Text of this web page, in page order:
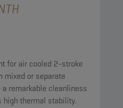
for air cooled 2-stroke
mixed or separate
remarkable cleanliness
high thermal stability.